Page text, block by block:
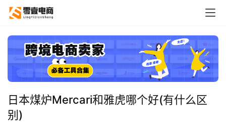
日本煤炉Mercari和雅虎哪个好(有什么区
别)